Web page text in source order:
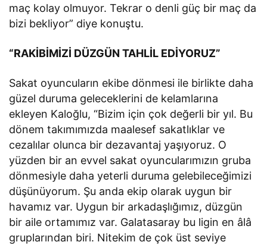
maç kolay olmuyor. Tekrar o denli güç bir maç da
bizi bekliyor” diye konuştu.
“RAKİBİMİZİ DÜZGÜN TAHLİL EDİYORUZ”
Sakat oyuncuların ekibe dönmesi ile birlikte daha
güzel duruma geleceklerini de kelamlarına
ekleyen Kaloğlu, “Bizim için çok değerli bir yıl. Bu
dönem takımımızda maalesef sakatlıklar ve
cezalılar olunca bir dezavantaj yaşıyoruz. O
yüzden bir an evvel sakat oyuncularımızın gruba
dönmesiyle daha yeterli duruma gelebileceğimizi
düşünüyorum. Şu anda ekip olarak uygun bir
havamız var. Uygun bir arkadaşlığımız, düzgün
bir aile ortamımız var. Galatasaray bu ligin en âlâ
gruplarından biri. Nitekim de çok üst seviye